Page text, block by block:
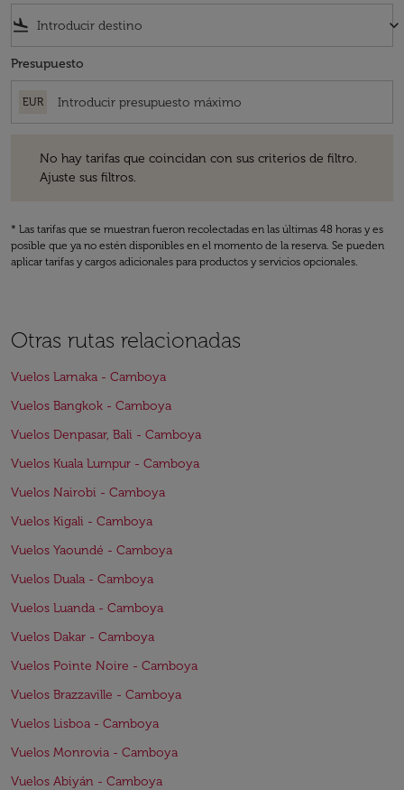
flight_land keyboard_arrow_down
Presupuesto
EUR
No hay tarifas que coincidan con sus criterios de filtro.
Ajuste sus filtros.
* Las tarifas que se muestran fueron recolectadas en las últimas 48 horas y es
posible que ya no estén disponibles en el momento de la reserva. Se pueden
aplicar tarifas y cargos adicionales para productos y servicios opcionales.
Otras rutas relacionadas
Vuelos Larnaka - Camboya
Vuelos Bangkok - Camboya
Vuelos Denpasar, Bali - Camboya
Vuelos Kuala Lumpur - Camboya
Vuelos Nairobi - Camboya
Vuelos Kigali - Camboya
Vuelos Yaoundé - Camboya
Vuelos Duala - Camboya
Vuelos Luanda - Camboya
Vuelos Dakar - Camboya
Vuelos Pointe Noire - Camboya
Vuelos Brazzaville - Camboya
Vuelos Lisboa - Camboya
Vuelos Monrovia - Camboya
Vuelos Abiyán - Camboya